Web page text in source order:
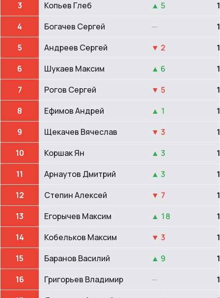
3
Копьев Глеб ▲ 5
4
Богачев Сергей —
5
Андреев Сергей ▼ 2
6
Шукаев Максим ▲ 6
7
Рогов Сергей ▼ 5
8
Ефимов Андрей ▲ 1
9
Щекачев Вячеслав ▼ 3
10
Коршак Ян ▲ 3
11
Арнаутов Дмитрий ▲ 3
12
Степин Алексей ▼ 7
13
Егорычев Максим ▲ 18
14
Кобельков Максим ▼ 3
15
Баранов Василий ▲ 9
16
Григорьев Владимир —